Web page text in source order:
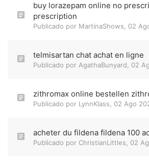
buy lorazepam online no
prescription
Publicado por MartinaShows 02
telmisartan chat achat en ligne
Publicado por AgathaBunyard 02
zithromax online bestellen
Publicado por LynnKlass 02 Ago
acheter du fildena fildena 100
Publicado por ChristianLittles 02